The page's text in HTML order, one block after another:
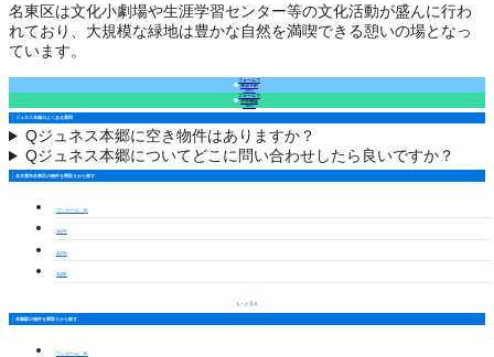
名東区は文化小劇場や生涯学習センター等の文化活動が盛んに行わ
れており、大規模な緑地は豊かな自然を満喫できる憩いの場となっ
ています。
フォームで
来店予約
（無料）
フォームで
空室確認
（無料）
ジュネス本郷のよくある質問
Qジュネス本郷に空き物件はありますか？
Qジュネス本郷についてどこに問い合わせしたら良いですか？
名古屋市名東区の物件を間取りから探す
ワンルーム・1K
1LDK
2LDK
3LDK
もっと見る
本郷駅の物件を間取りから探す
ワンルーム・1K